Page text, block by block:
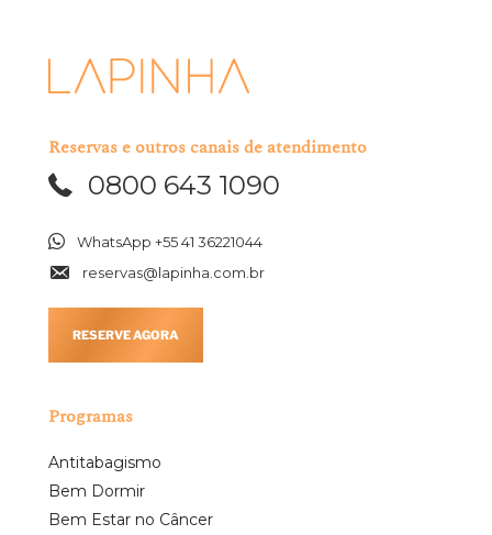
Reservas e outros canais de atendimento
0800 643 1090
WhatsApp +55 41 36221044
reservas@lapinha.com.br
RESERVE AGORA
Programas
Antitabagismo
Bem Dormir
Bem Estar no Câncer